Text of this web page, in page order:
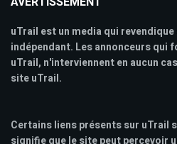
uTrail est un media qui
indépendant. Les annonceurs qui
uTrail, n'interviennent en aucun
site uTrail.
Certains liens présents sur uTrail
signifie que le site peut percevoir